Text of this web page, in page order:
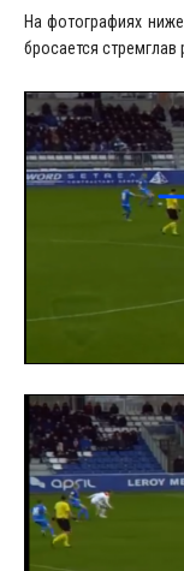
На фотографиях
бросается стремглав